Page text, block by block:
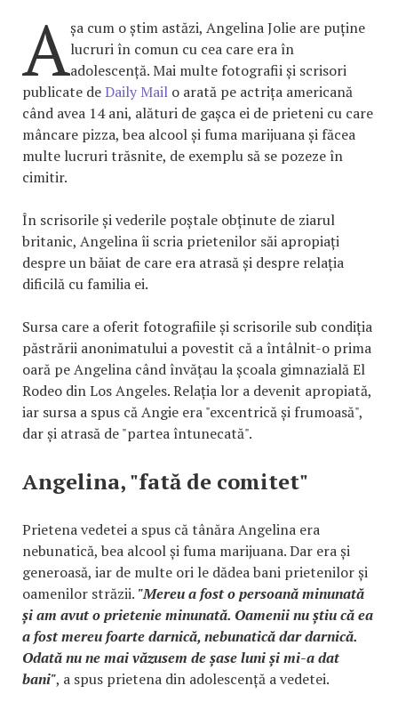
Așa cum o știm astăzi, Angelina Jolie are puține
lucruri în comun cu cea care era în
adolescență. Mai multe fotografii și scrisori
publicate deDaily Mail o arată pe actrița americană
când avea 14 ani, alături de gașca ei de prieteni cu care
mâncare pizza, bea alcool și fuma marijuana și făcea
multe lucruri trăsnite, de exemplu să se pozeze în
cimitir.
În scrisorile și vederile poștale obținute de ziarul
britanic, Angelina îi scria prietenilor săi apropiați
despre un băiat de care era atrasă și despre relația
dificilă cu familia ei.
Sursa care a oferit fotografiile și scrisorile sub condiția
păstrării anonimatului a povestit că a întâlnit-o prima
oară pe Angelina când învățau la școala gimnazială El
Rodeo din Los Angeles. Relația lor a devenit apropiată,
iar sursa a spus că Angie era "excentrică și frumoasă",
dar și atrasă de "partea întunecată".
Angelina, "fată de comitet"
Prietena vedetei a spus că tânăra Angelina era
nebunatică, bea alcool și fuma marijuana. Dar era și
generoasă, iar de multe ori le dădea bani prietenilor și
oamenilor străzii. "Mereu a fost o persoană minunată
și am avut o prietenie minunată. Oamenii nu știu că ea
a fost mereu foarte darnică, nebunatică dar darnică.
Odată nu ne mai văzusem de șase luni și mi-a dat
bani", a spus prietena din adolescență a vedetei.